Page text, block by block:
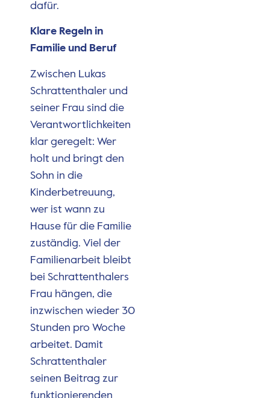
dafür.
Klare Regeln in
Familie und Beruf
Zwischen Lukas
Schrattenthaler und
seiner Frau sind die
Verantwortlichkeiten
klar geregelt: Wer
holt und bringt den
Sohn in die
Kinderbetreuung,
wer ist wann zu
Hause für die Familie
zuständig. Viel der
Familienarbeit bleibt
bei Schrattenthalers
Frau hängen, die
inzwischen wieder 30
Stunden pro Woche
arbeitet. Damit
Schrattenthaler
seinen Beitrag zur
funktionierenden